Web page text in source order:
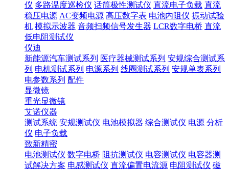
仪 多路温度巡检仪 话筒极性测试仪 直流电子负载 直流
稳压电源 AC变频电源 高压数字表 电池内阻仪 振动试验
机 模拟示波器 音频扫频信号发生器 LCR数字电桥 直流
低电阻测试仪
仪迪
新能源汽车测试系列 医疗器械测试系列 安规综合测试系
列 电机测试系列 电源系列 线圈测试系列 安规单表系列
电参数系列 配件
显微镜
重光显微镜
艾诺仪器
测试系统 安规测试仪 电池模拟器 综合测试仪 电源 分析
仪 电子负载
致新精密
电池测试仪 数字电桥 阻抗测试仪 电容测试仪 电容器测
试解决方案 电感测试仪 直流偏置电流源 电阻测试仪 磁